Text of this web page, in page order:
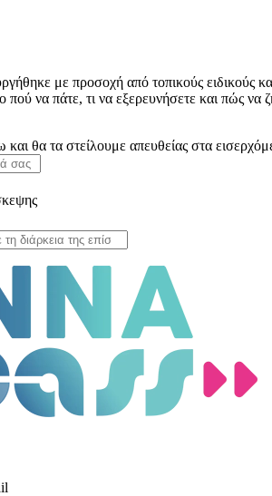
με προσοχή από τοπικούς ειδικούς
πού να πάτε, τι να εξερευνήσετε και πώς να
και θα τα στείλουμε απευθείας στα